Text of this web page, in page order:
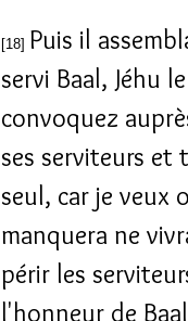
[18] Puis il
servi Baal, Jéhu
convoquez
ses serviteurs et
seul, car je veux
manquera ne
périr les
l'honneur de